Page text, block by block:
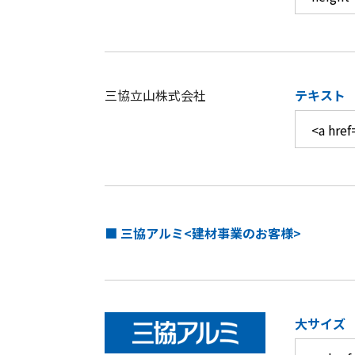
三協立山株式会社 テキスト
■ 三協アルミ<建材事業のお客様>
大サイズ